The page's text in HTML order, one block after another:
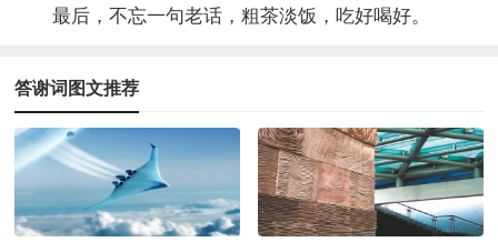
最后，不忘一句老话，粗茶淡饭，吃好喝好。
答谢词图文推荐